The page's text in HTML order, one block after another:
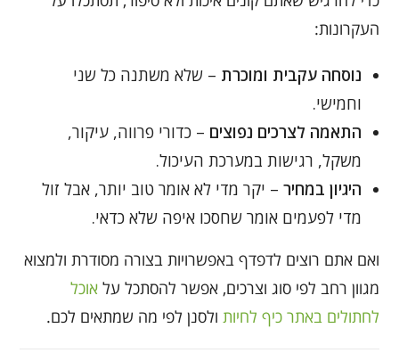
העקרונות:
נוסחה עקבית ומוכרת – שלא משתנה כל שני
וחמישי.
התאמה לצרכים נפוצים – כדורי פרווה, עיקור,
משקל, רגישות במערכת העיכול.
היגיון במחיר – יקר מדי לא אומר טוב יותר, אבל זול
מדי לפעמים אומר שחסכו איפה שלא כדאי.
ואם אתם רוצים לדפדף באפשרויות בצורה מסודרת ולמצוא
מגוון רחב לפי סוג וצרכים, אפשר להסתכל עלאוכל
לחתולים באתר כיף לחיות ולסנן לפי מה שמתאים לכם.